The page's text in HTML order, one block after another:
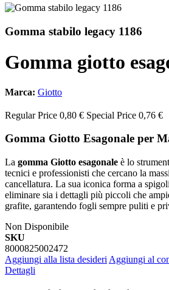
Gomma stabilo legacy 1186
Gomma giotto
Marca: Giotto
Regular Price 0,80 € Special Price 0,76 €
Gomma Giotto Esagonale per
La gomma Giotto esagonale è lo
tecnici e professionisti che cercano la
cancellatura. La sua iconica forma a
eliminare sia i dettagli più piccoli che
grafite, garantendo fogli sempre puliti e
Non Disponibile
SKU
8000825002472
Aggiungi alla lista desideri Aggiungi al
Dettagli